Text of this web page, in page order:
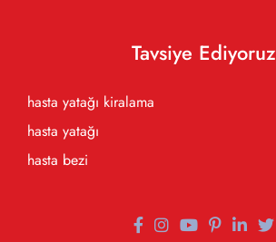
Tavsiye Ediyoruz
hasta yatağı kiralama
hasta yatağı
hasta bezi